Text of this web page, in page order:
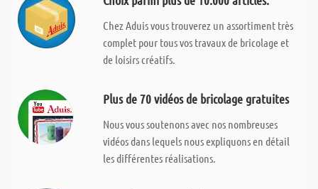
Chez Aduis vous trouverez un assortiment très
complet pour tous vos travaux de bricolage et
de loisirs créatifs.
Plus de 70 vidéos de bricolage gratuites
Nous vous soutenons avec nos nombreuses
vidéos dans lequels nous expliquons en détail
les différentes réalisations.